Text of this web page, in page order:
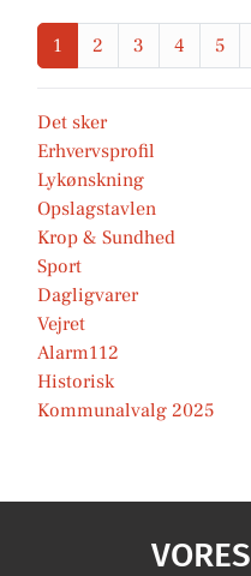
1 2 3 4 5
Det sker
Erhvervsprofil
Lykønskning
Opslagstavlen
Krop & Sundhed
Sport
Dagligvarer
Vejret
Alarm112
Historisk
Kommunalvalg 2025
VORES